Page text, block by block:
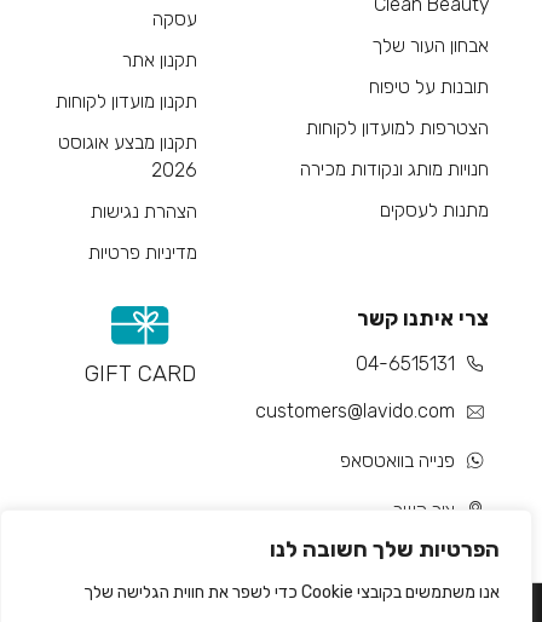
הפרטיות שלך חשובה לנו
אנו משתמשים בקובצי Cookie כדי לשפר את חווית הגלישה שלך
Clean Beauty
אבחון העור שלך
תובנות על טיפוח
הצטרפות למועדון לקוחות
חנויות מותג ונקודות מכירה
מתנות לעסקים
עסקה
תקנון אתר
תקנון מועדון לקוחות
תקנון מבצע אוגוסט
2026
הצהרת נגישות
מדיניות פרטיות
צרי איתנו קשר
04-6515131
customers@lavido.com
פנייה בוואטסאפ
צור קשר
GIFT CARD